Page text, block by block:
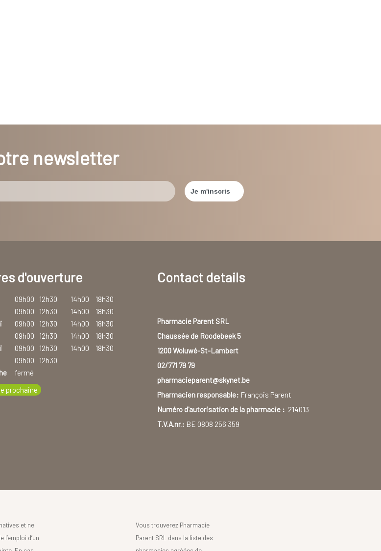
newsletter
d'ouverture
09h00 12h30 14h00
18h30
09h00 12h30 14h00
18h30
09h00 12h30 14h00
18h30
09h00 12h30 14h00
18h30
09h00 12h30 14h00
18h30
09h00
12h30
fermé
prochaine
Contact details
Pharmacie Parent SRL
Chaussée de Roodebeek 5
1200 Woluwé-St-Lambert
02/771 79 79
pharmacieparent@skynet.be
Pharmacien responsable: François Parent
Numéro d'autorisation de la pharmacie : 214013
T.V.A.nr.: BE 0808 256 359
et ne
d’un
Vous trouverez Pharmacie
Parent SRL dans la liste des